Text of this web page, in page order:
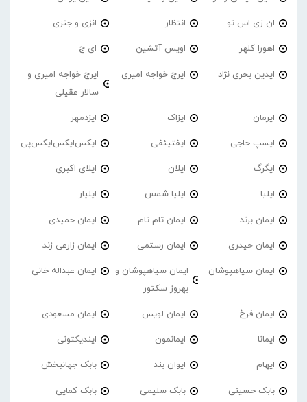
ان زی اس تو انتظار انزی و جنزی
اهورا کلهر اویس آتشین ای ج
ایدین بحری نژاد ایرج خواجه امیری
ایرج خواجه امیری و
سالار عقیلی
ایرمان ایزاک ایزدمهر
ایسپ حاجی ایفتیئفی ایکس‌ایکس‌ایکس‌پی
ایگرگ ایلان ایلای اکبری
ایلیا ایلیا شمس ایلیار
ایمان برند ایمان تام تام ایمان حمیدی
ایمان حیدری ایمان رستمی ایمان زارعی زند
ایمان سیاهپوشان
ایمان سیاهپوشان و
بهروز سکتور
ایمان عبداله خانی
ایمان فرخ ایمان لویس ایمان مسعودی
ایمانا ایمانمون ایندیکتونی
ایهام ایوان بند بابک جهانبخش
بابک حسینی بابک سلیمی بابک کمایی